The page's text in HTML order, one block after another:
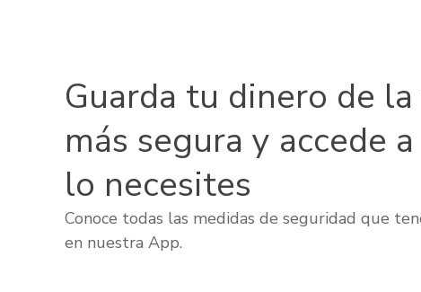
Guarda tu dinero de
más segura y accede
lo necesites
Conoce todas las medidas de seguridad que
en nuestra App.